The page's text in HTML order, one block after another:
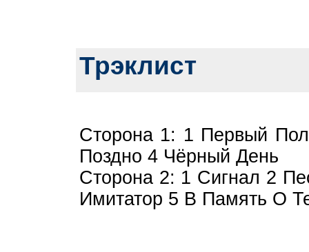
Трэклист
Сторона 1: 1 Первый
Поздно 4 Чёрный День
Сторона 2: 1 Сигнал 2
Имитатор 5 В Память О